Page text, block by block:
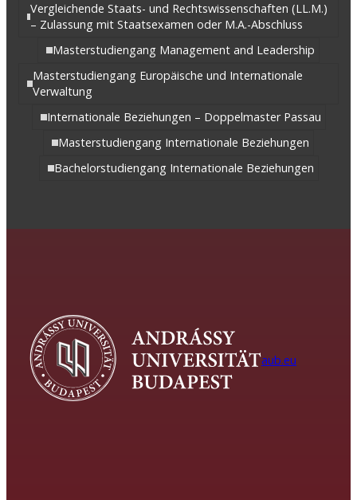
Vergleichende Staats- und Rechtswissenschaften (LL.M.)
– Zulassung mit Staatsexamen oder M.A.-Abschluss
Masterstudiengang Management and Leadership
Masterstudiengang Europäische und Internationale
Verwaltung
Internationale Beziehungen – Doppelmaster Passau
Masterstudiengang Internationale Beziehungen
Bachelorstudiengang Internationale Beziehungen
aub.eu